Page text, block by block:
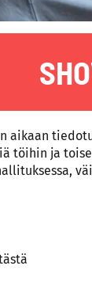
aikaan
töihin ja